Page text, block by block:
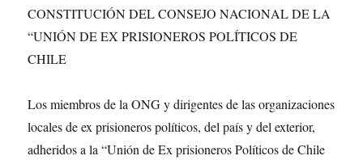
CONSTITUCIÓN DEL CONSEJO NACIONAL DE LA
“UNIÓN DE EX PRISIONEROS POLÍTICOS DE
CHILE
Los miembros de la ONG y dirigentes de las organizaciones
locales de ex prisioneros políticos, del país y del exterior,
adheridos a la “Unión de Ex prisioneros Políticos de Chile